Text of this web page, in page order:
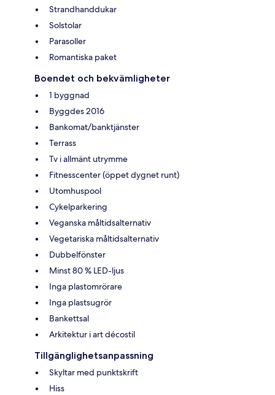
Strandhanddukar
Solstolar
Parasoller
Romantiska paket
Boendet och bekvämligheter
1 byggnad
Byggdes 2016
Bankomat/banktjänster
Terrass
Tv i allmänt utrymme
Fitnesscenter (öppet dygnet runt)
Utomhuspool
Cykelparkering
Veganska måltidsalternativ
Vegetariska måltidsalternativ
Dubbelfönster
Minst 80 % LED-ljus
Inga plastomrörare
Inga plastsugrör
Bankettsal
Arkitektur i art décostil
Tillgänglighetsanpassning
Skyltar med punktskrift
Hiss